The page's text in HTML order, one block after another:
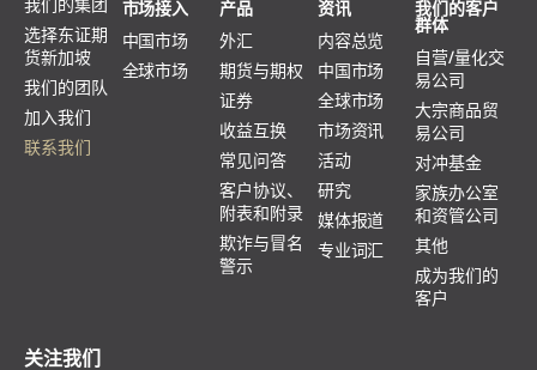
我们的集团
选择东证期
货新加坡
我们的团队
加入我们
联系我们
市场接入
中国市场
全球市场
产品
外汇
期货与期权
证券
收益互换
常见问答
客户协议、
附表和附录
欺诈与冒名
警示
资讯
内容总览
中国市场
全球市场
市场资讯
活动
研究
媒体报道
专业词汇
我们的客户
群体
自营/量化交
易公司
大宗商品贸
易公司
对冲基金
家族办公室
和资管公司
其他
成为我们的
客户
关注我们